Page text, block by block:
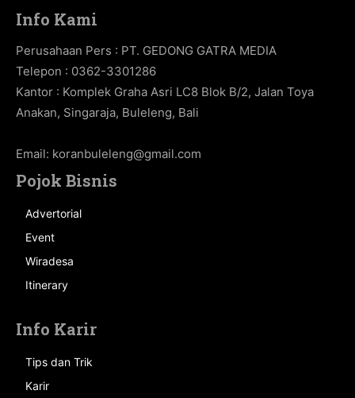
Info Kami
Perusahaan Pers : PT. GEDONG GATRA MEDIA
Telepon : 0362-3301286
Kantor : Komplek Graha Asri LC8 Blok B/2, Jalan Toya
Anakan, Singaraja, Buleleng, Bali
Email: koranbuleleng@gmail.com
Pojok Bisnis
Advertorial
Event
Wiradesa
Itinerary
Info Karir
Tips dan Trik
Karir